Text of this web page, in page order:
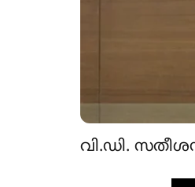
വി.ഡി.